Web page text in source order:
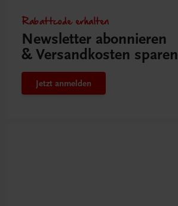
Rabattcode erhalten
Newsletter abonnieren
& Versandkosten sparen
Jetzt anmelden